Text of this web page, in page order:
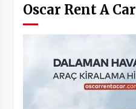
Oscar Rent A Car